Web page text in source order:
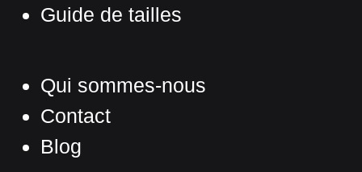
Guide de tailles
Qui sommes-nous
Contact
Blog